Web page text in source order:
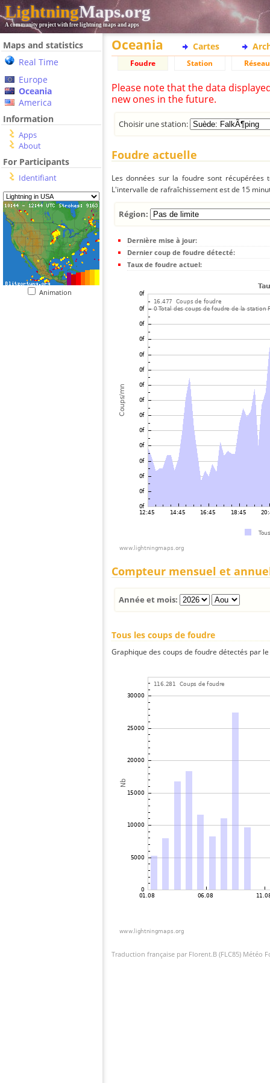
LightningMaps.org
A community project with free lightning maps and apps
Maps and statistics
Real Time
Europe
Oceania
America
Information
Apps
About
For Participants
Identifiant
Animation
Oceania Cartes
Foudre Station Réseau
Please note that the data
new ones in the future.
Choisir une station:
Foudre actuelle
Les données sur la foudre sont
L'intervalle de rafraîchissement est de 15
Région:
Dernière mise à jour:
Dernier coup de foudre détecté:
Taux de foudre actuel:
Compteur mensuel et
Année et mois:
Tous les coups de foudre
Graphique des coups de foudre détectés par
Traduction française par Florent.B (FLC85) Météo